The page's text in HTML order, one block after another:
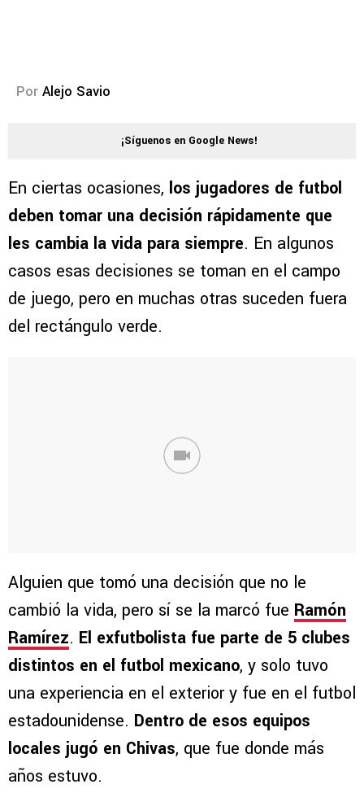
Por Alejo Savio
¡Síguenos en Google News!
En ciertas ocasiones, los jugadores de futbol
deben tomar una decisión rápidamente que
les cambia la vida para siempre. En algunos
casos esas decisiones se toman en el campo
de juego, pero en muchas otras suceden fuera
del rectángulo verde.
Alguien que tomó una decisión que no le
cambió la vida, pero sí se la marcó fue Ramón
Ramírez. El exfutbolista fue parte de 5 clubes
distintos en el futbol mexicano, y solo tuvo
una experiencia en el exterior y fue en el futbol
estadounidense. Dentro de esos equipos
locales jugó en Chivas, que fue donde más
años estuvo.